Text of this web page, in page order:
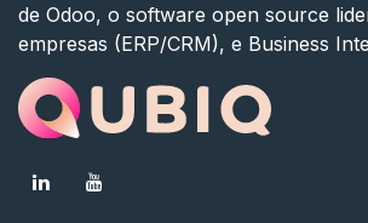
de Odoo, o software open source
empresas (ERP/CRM), e Business